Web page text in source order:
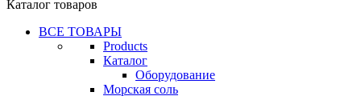
Каталог товаров
ВСЕ ТОВАРЫ
Products
Каталог
Оборудование
Морская соль